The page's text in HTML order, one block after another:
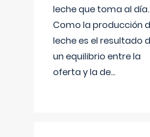
leche que toma al día.
Como la producción
leche es el resultado
un equilibrio entre la
oferta y la de...